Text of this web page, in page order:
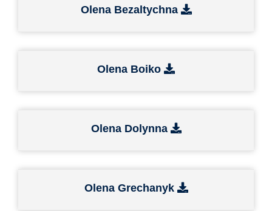
Olena Bezaltychna
Olena Boiko
Olena Dolynna
Olena Grechanyk